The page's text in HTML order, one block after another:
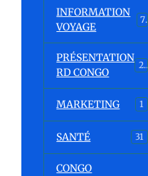
INFORMATION
VOYAGE
7
PRÉSENTATION
RD CONGO
23
MARKETING 1
SANTÉ 31
CONGO